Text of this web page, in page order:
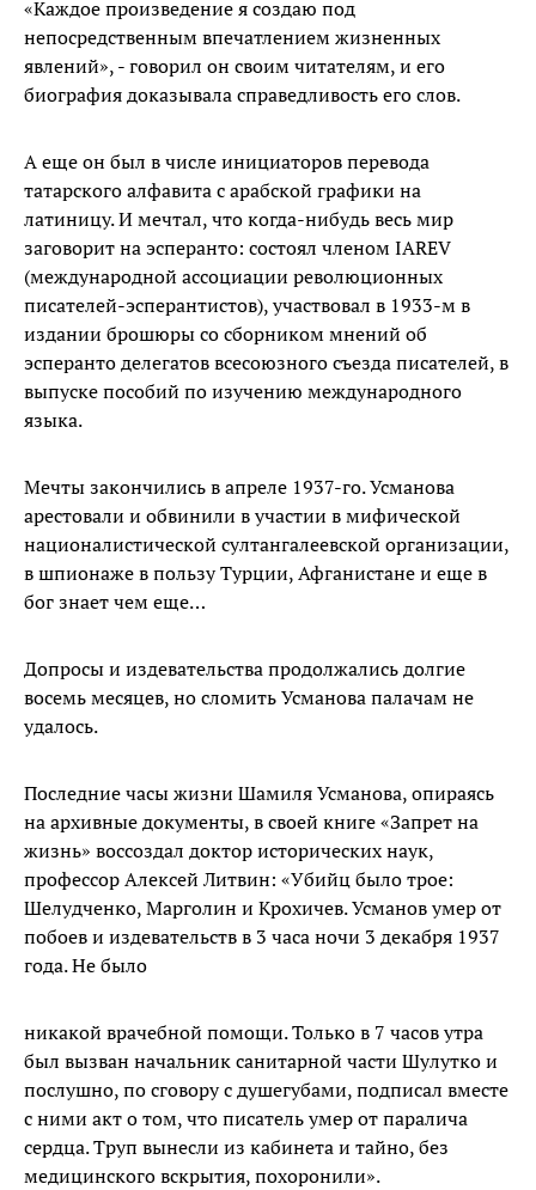
«Каждое произведение я создаю под
непосредственным впечатлением жизненных
явлений», - говорил он своим читателям, и его
биография доказывала справедливость его слов.
А еще он был в числе инициаторов перевода
татарского алфавита с арабской графики на
латиницу. И мечтал, что когда-нибудь весь мир
заговорит на эсперанто: состоял членом IAREV
(международной ассоциации революционных
писателей-эсперантистов), участвовал в 1933-м в
издании брошюры со сборником мнений об
эсперанто делегатов всесоюзного съезда писателей, в
выпуске пособий по изучению международного
языка.
Мечты закончились в апреле 1937-го. Усманова
арестовали и обвинили в участии в мифической
националистической султангалеевской организации,
в шпионаже в пользу Турции, Афганистане и еще в
бог знает чем еще…
Допросы и издевательства продолжались долгие
восемь месяцев, но сломить Усманова палачам не
удалось.
Последние часы жизни Шамиля Усманова, опираясь
на архивные документы, в своей книге «Запрет на
жизнь» воссоздал доктор исторических наук,
профессор Алексей Литвин: «Убийц было трое:
Шелудченко, Марголин и Крохичев. Усманов умер от
побоев и издевательств в 3 часа ночи 3 декабря 1937
года. Не было
никакой врачебной помощи. Только в 7 часов утра
был вызван начальник санитарной части Шулутко и
послушно, по сговору с душегубами, подписал вместе
с ними акт о том, что писатель умер от паралича
сердца. Труп вынесли из кабинета и тайно, без
медицинского вскрытия, похоронили».